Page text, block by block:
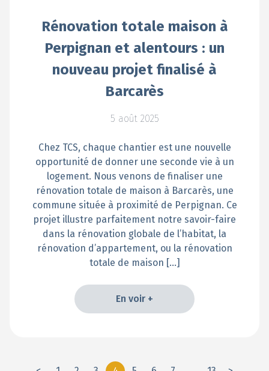
Rénovation totale maison à
Perpignan et alentours : un
nouveau projet finalisé à
Barcarès
5 août 2025
Chez TCS, chaque chantier est une nouvelle
opportunité de donner une seconde vie à un
logement. Nous venons de finaliser une
rénovation totale de maison à Barcarès, une
commune située à proximité de Perpignan. Ce
projet illustre parfaitement notre savoir-faire
dans la rénovation globale de l’habitat, la
rénovation d’appartement, ou la rénovation
totale de maison […]
En voir +